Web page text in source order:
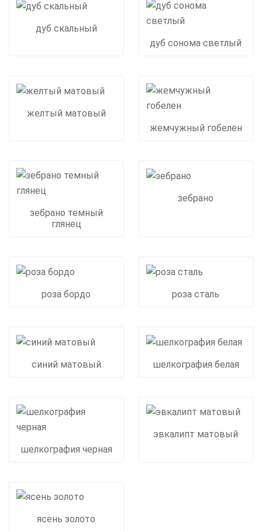
дуб скальный
дуб сонома светлый
желтый матовый
жемчужный гобелен
зебрано темный
глянец
зебрано
роза бордо роза сталь
синий матовый шелкография белая
шелкография черная
эвкалипт матовый
ясень золото